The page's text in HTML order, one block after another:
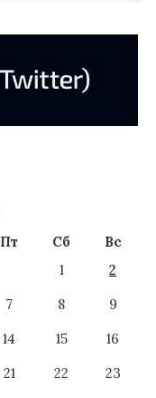
Пт Сб
Вс
1
2
7 8
9
14 15
16
21 22
23